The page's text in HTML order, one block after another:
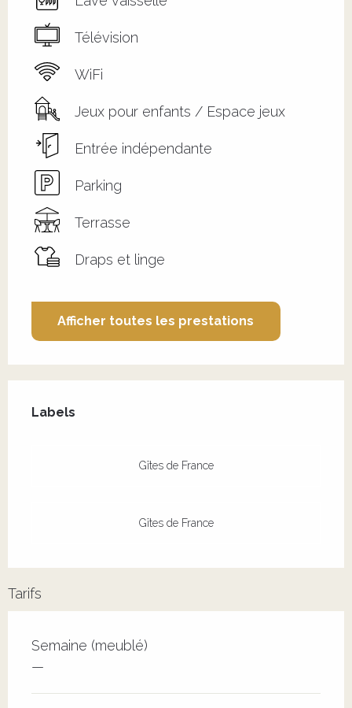
Télévision
WiFi
Jeux pour enfants / Espace jeux
Entrée indépendante
Parking
Terrasse
Draps et linge
Afficher toutes les prestations
Labels
Labels
Gîtes de France
Gîtes de France
Tarifs
Tarifs 2026
Semaine (meublé)
—